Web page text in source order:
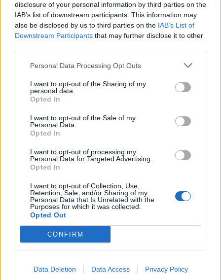
disclosure of your personal information by third parties on the
IAB’s list of downstream participants. This information may
also be disclosed by us to third parties on the IAB’s List of
Downstream Participants that may further disclose it to other
Personal Data Processing Opt Outs
I want to opt-out of the Sharing of my
personal data.
Opted In
I want to opt-out of the Sale of my
Personal Data.
Opted In
I want to opt-out of processing my
Personal Data for Targeted Advertising.
Opted In
I want to opt-out of Collection, Use,
Retention, Sale, and/or Sharing of my
Personal Data that Is Unrelated with the
Purposes for which it was collected.
Opted Out
CONFIRM
Data Deletion Data Access Privacy Policy
ΕΛΛΑΔΑ 22.08.2023 12:31
PARAPOLITIKA NEWSROOM
Χίος: Συνελήφθη επιχειρηματίας που
παραλία
Εγγραφή στο newsletter
Αποδέχομαι τους
και την πολιτική απορρήτου
X